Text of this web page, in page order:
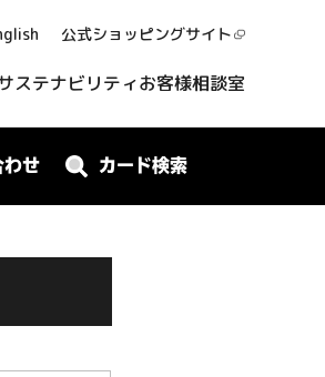
公式ショッピングサイト
ステナビリティお客様相談室
わせ カード検索